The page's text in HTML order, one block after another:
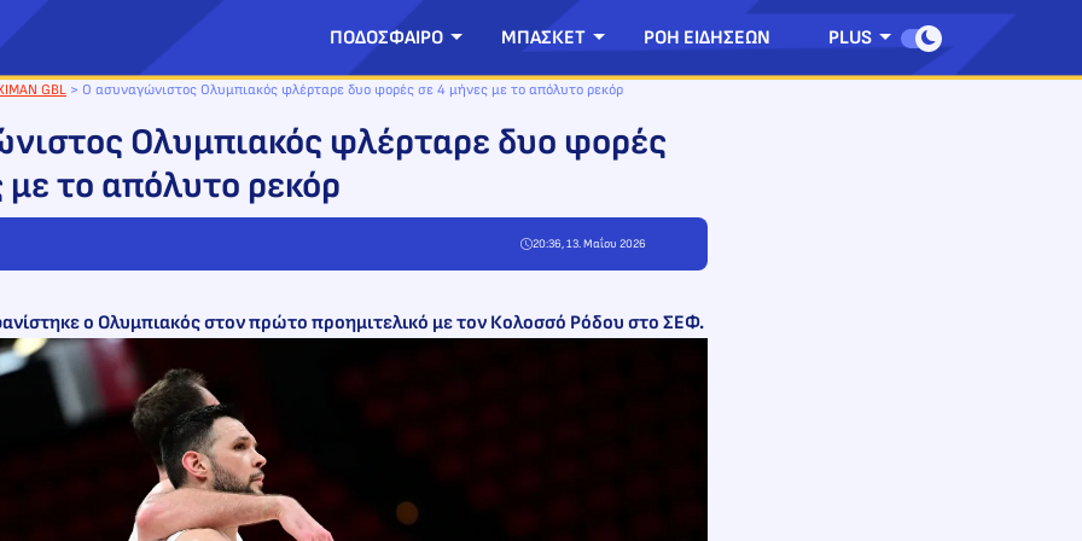
ΠΟΔΟΣΦΑΙΡΟ ΜΠΑΣΚΕΤ ΡΟΗ ΕΙΔΗΣΕΩΝ PLUS
GBL > Ο ασυναγώνιστος Ολυμπιακός φλέρταρε δυο φορές σε 4 μήνες με το απόλυτο ρεκόρ
Ολυμπιακός φλέρταρε δυο φορές
με το απόλυτο ρεκόρ
20:36, 13. Μαΐου 2026
ο Ολυμπιακός στον πρώτο προημιτελικό με τον Κολοσσό Ρόδου στο ΣΕΦ.